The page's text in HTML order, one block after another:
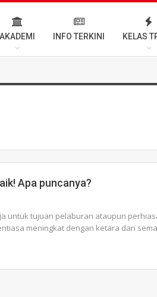
AKADEMI INFO TERKINI KELAS
Apa puncanya?
untuk tujuan pelaburan ataupun
meningkat dengan ketara dari